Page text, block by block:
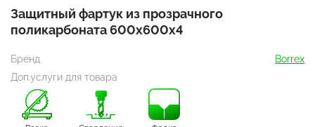
Защитный фартук из прозрачного
поликарбоната 600х600х4
Бренд
Borrex
Доп.услуги для товара